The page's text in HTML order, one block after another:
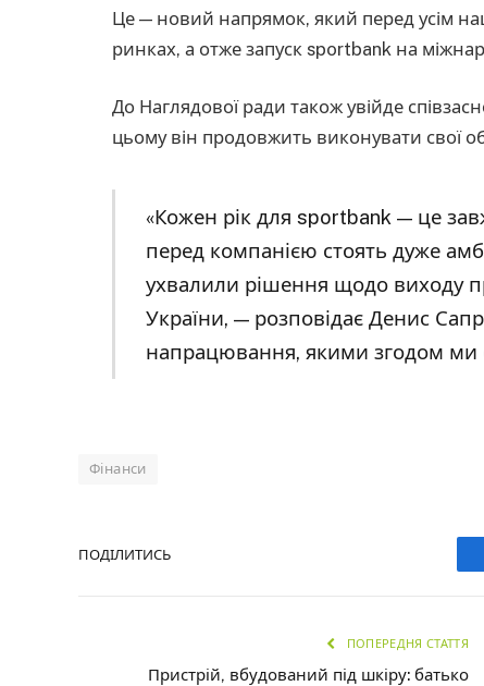
Це — новий напрямок, який перед усім
ринках, а отже запуск sportbank на
До Наглядової ради також увійде
цьому він продовжить виконувати свої
«Кожен рік для sportbank — це
перед компанією стоять дуже
ухвалили рішення щодо виходу
України, — розповідає Денис
напрацювання, якими згодом ми
Фінанси
ПОДІЛИТИСЬ
ПОПЕРЕДНЯ СТАТТЯ
Пристрій, вбудований під шкіру: батько